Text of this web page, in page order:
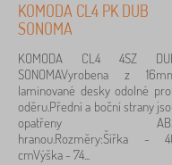
komoda
56
noční stolek
37
3 zásuvky
30
dřevotříska
20
KOMODA CL4 PK DUB
SONOMA
KOMODA CL4 4SZ
SONOMAVyrobena z
laminované desky odolné
oděru.Přední a boční strany
opatřeny
hranou.Rozměry:Šířka -
cmVýška - 74...